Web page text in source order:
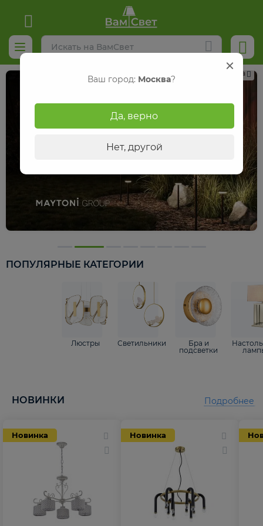
Реклама
ПОПУЛЯРНЫЕ КАТЕГОРИИ
Люстры Светильники
Бра и
подсветки
НОВИНКИ
Новинка Новинка
Подробнее
Ваш город: Москва?
Да, верно
Нет, другой